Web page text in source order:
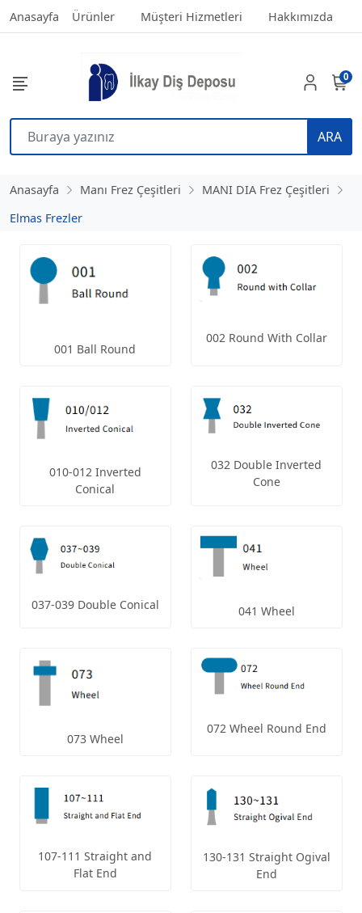
Anasayfa Ürünler Müşteri Hizmetleri Hakkımızda
ARA
0
Anasayfa Manı Frez Çeşitleri
MANI DIA Frez Çeşitleri
Elmas Frezler
001 Ball Round
002 Round With Collar
010-012 Inverted
Conical
032 Double Inverted
Cone
037-039 Double Conical 041 Wheel
073 Wheel
072 Wheel Round End
107-111 Straight and
Flat End
130-131 Straight Ogival
End